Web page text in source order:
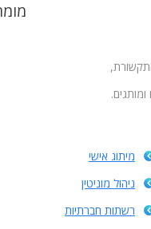
מיתוג אישי
ניהול מוניטין
רשתות חברתיות